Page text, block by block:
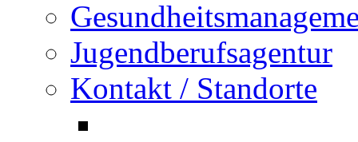
Jugendberufsagentur
Kontakt / Standorte